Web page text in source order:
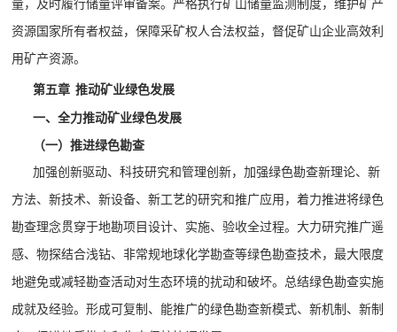
量，及时履行储量评审备案。严格执行矿山储量监测制度，维护矿产
资源国家所有者权益，保障采矿权人合法权益，督促矿山企业高效利
用矿产资源。
第五章 推动矿业绿色发展
一、全力推动矿业绿色发展
（一）推进绿色勘查
加强创新驱动、科技研究和管理创新，加强绿色勘查新理论、新
方法、新技术、新设备、新工艺的研究和推广应用，着力推进将绿色
勘查理念贯穿于地勘项目设计、实施、验收全过程。大力研究推广遥
感、物探结合浅钻、非常规地球化学勘查等绿色勘查技术，最大限度
地避免或减轻勘查活动对生态环境的扰动和破坏。总结绿色勘查实施
成就及经验。形成可复制、能推广的绿色勘查新模式、新机制、新制